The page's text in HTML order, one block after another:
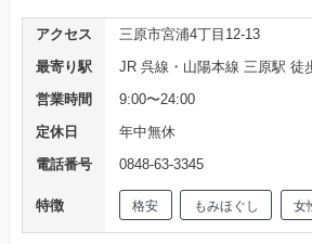
アクセス
三原市宮浦4丁目12-13
最寄り駅
JR 呉線・山陽本線 三原駅 徒
営業時間
9:00〜24:00
定休日
年中無休
電話番号
0848-63-3345
特徴 格安 もみほぐし 女